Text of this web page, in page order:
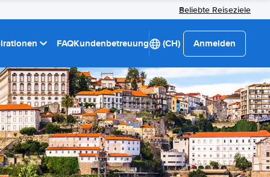
Beliebte Reiseziele
FAQKundenbetreuung (CH) Anmelden